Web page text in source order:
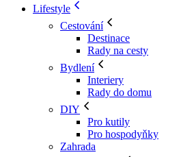
Lifestyle
Cestování
Destinace
Rady na cesty
Bydlení
Interiery
Rady do domu
DIY
Pro kutily
Pro hospodyňky
Zahrada